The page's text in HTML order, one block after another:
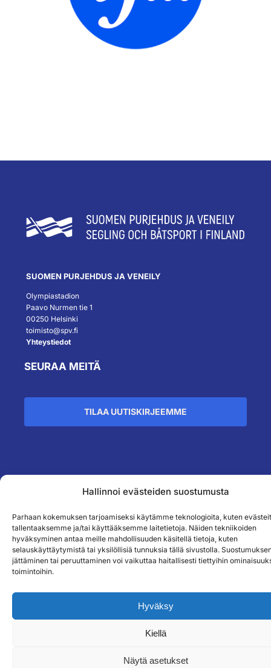
Hallinnoi evästeiden suostumusta
Parhaan kokemuksen tarjoamiseksi käytämme teknologioita, kuten
tallentaaksemme ja/tai käyttääksemme laitetietoja. Näiden tekniikoiden
hyväksyminen antaa meille mahdollisuuden käsitellä tietoja, kuten
selauskäyttäytymistä tai yksilöllisiä tunnuksia tällä sivustolla.
jättäminen tai peruuttaminen voi vaikuttaa haitallisesti tiettyihin
toimintoihin.
Hyväksy
Kiellä
Näytä asetukset
SUOMEN PURJEHDUS JA VENEILY
Olympiastadion
Paavo Nurmen tie 1
00250 Helsinki
toimisto@spv.fi
Yhteystiedot
SEURAA MEITÄ
TILAA UUTISKIRJEEMME